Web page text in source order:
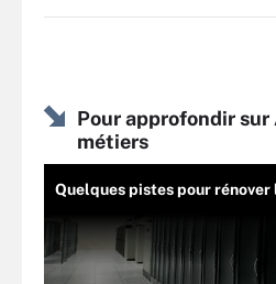
Pour approfondir
métiers
Quelques pistes pour